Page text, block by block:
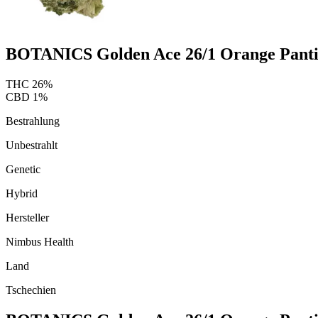
BOTANICS Golden Ace 26/1 Orange
THC 26%
CBD 1%
Bestrahlung
Unbestrahlt
Genetic
Hybrid
Hersteller
Nimbus Health
Land
Tschechien